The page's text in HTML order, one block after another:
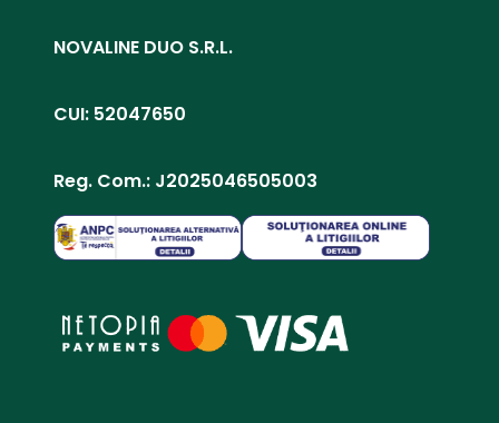
NOVALINE DUO S.R.L.
CUI: 52047650
Reg. Com.: J2025046505003